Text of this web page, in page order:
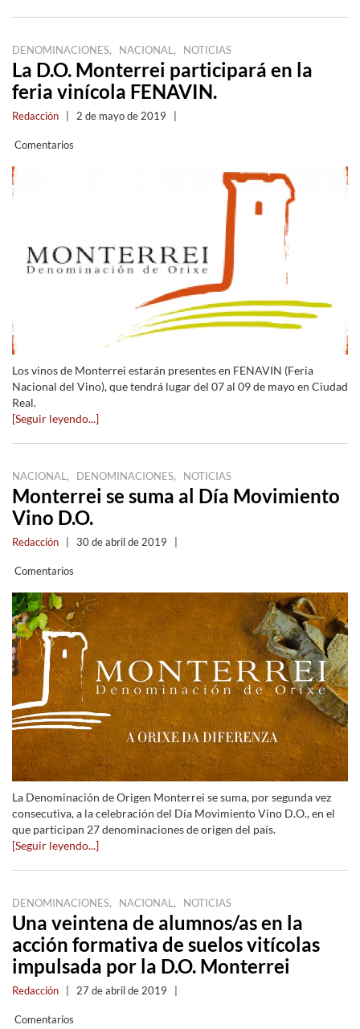
DENOMINACIONES, NACIONAL , NOTICIAS
La D.O. Monterrei participará en la
feria vinícola FENAVIN.
Redacción 2 de mayo de 2019
Comentarios
Los vinos de Monterrei estarán presentes en FENAVIN (Feria
Nacional del Vino), que tendrá lugar del 07 al 09 de mayo en Ciudad
Real.
[Seguir leyendo...]
NACIONAL, DENOMINACIONES, NOTICIAS
Monterrei se suma al Día Movimiento
Vino D.O.
Redacción 30 de abril de 2019
Comentarios
La Denominación de Origen Monterrei se suma, por segunda vez
consecutiva, a la celebración del Día Movimiento Vino D.O., en el
que participan 27 denominaciones de origen del país.
[Seguir leyendo...]
DENOMINACIONES, NACIONAL , NOTICIAS
Una veintena de alumnos/as en la
acción formativa de suelos vitícolas
impulsada por la D.O. Monterrei
Redacción 27 de abril de 2019
Comentarios